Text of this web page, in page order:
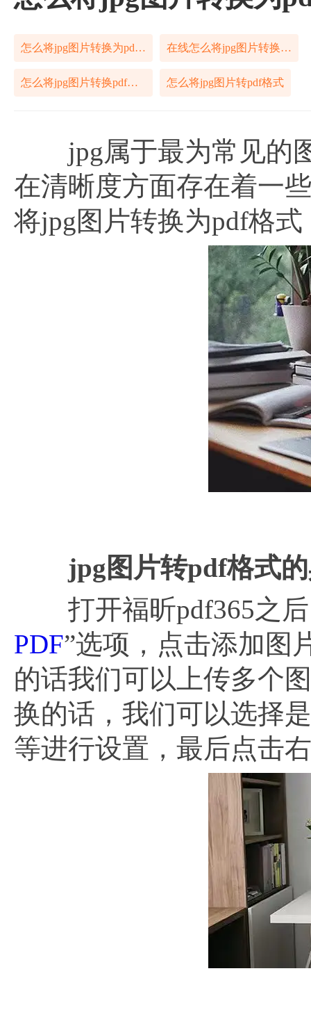
怎么将jpg图片转换为pdf格式 在线怎么将jpg图片转换为pdf格式
怎么将jpg图片转换pdf格式 怎么将jpg图片转pdf格式
jpg属于最为常见的图
在清晰度方面存在着一
将jpg图片转换为pdf格式
jpg图片转pdf格式
打开福昕pdf365之后
PDF”选项，点击添加图
的话我们可以上传多个
换的话，我们可以选择
等进行设置，最后点击